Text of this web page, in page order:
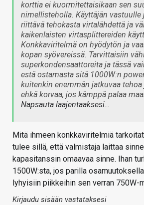
korttia ei kuormitettaisikaan sen
nimellisteholla. Käyttäjän vastuulle
riittävä tehokasta virtalähdettä ja
kaikenlaisten virtasplittereiden
Konkkaviritelmä on hyödytön ja
kopan syövereissä. Tarvittaisiin
superkondensaattoreita ja tässä
estä ostamasta sitä 1000W:n
kuitenkin enemmän jatkuvaa
ehkä korvaa, jos kämppä palaa
Napsauta laajentaaksesi…
Mitä ihmeen konkkaviritelmiä
tulee sillä, että valmistaja laittaa
kapasitanssin omaavaa sinne. Ihan
1500W:sta, jos parilla
lyhyisiin piikkeihin sen verran 750W-
Kirjaudu sisään vastataksesi